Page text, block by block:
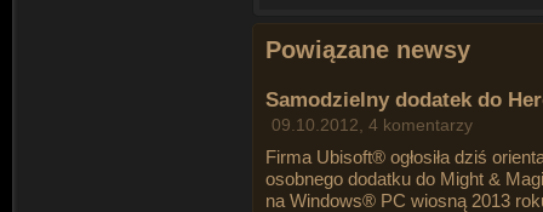
Powiązane newsy
Samodzielny dodatek do
09.10.2012, 4 komentarzy
Firma Ubisoft® ogłosiła dziś
osobnego dodatku do Might &
na Windows® PC wiosną 2013